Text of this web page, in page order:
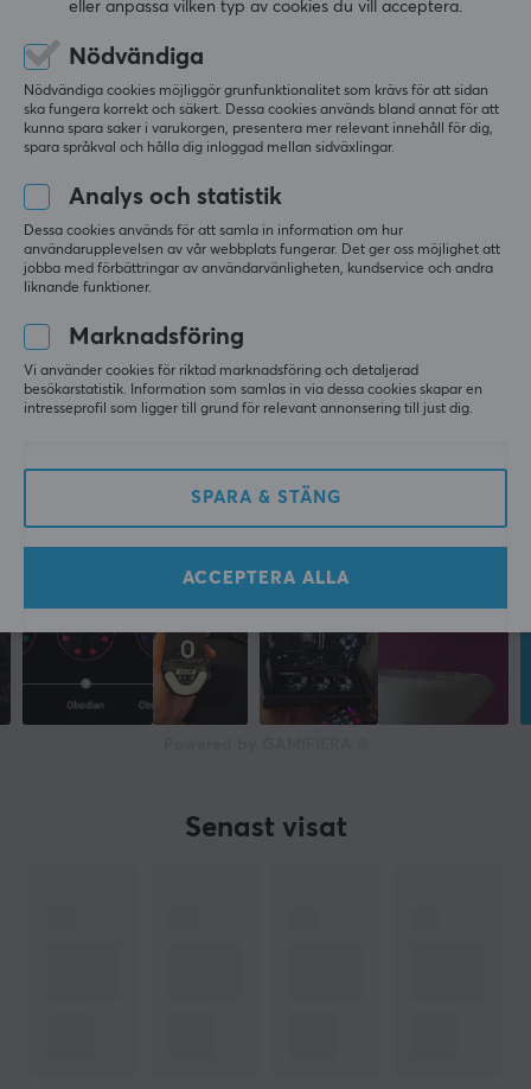
0.0
Baserat på 0 recensioner
4
2
0%
1
0%
LÄMNA RECENSION
Mer från vårt Community
Senast visat
eller anpassa vilken typ av cookies du vill acceptera.
Nödvändiga
Nödvändiga cookies möjliggör grunfunktionalitet som krävs för att sidan
ska fungera korrekt och säkert. Dessa cookies används bland annat för att
kunna spara saker i varukorgen, presentera mer relevant innehåll för dig,
spara språkval och hålla dig inloggad mellan sidväxlingar.
Analys och statistik
Dessa cookies används för att samla in information om hur
användarupplevelsen av vår webbplats fungerar. Det ger oss möjlighet att
jobba med förbättringar av användarvänligheten, kundservice och andra
liknande funktioner.
Marknadsföring
Vi använder cookies för riktad marknadsföring och detaljerad
besökarstatistik. Information som samlas in via dessa cookies skapar en
intresseprofil som ligger till grund för relevant annonsering till just dig.
SPARA & STÄNG
ACCEPTERA ALLA